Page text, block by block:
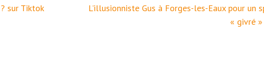
sur Tiktok
L’illusionniste Gus à Forges-les-Eaux pour un
« givré